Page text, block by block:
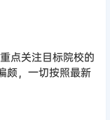
点关注目标院校的
颇，一切按照最新